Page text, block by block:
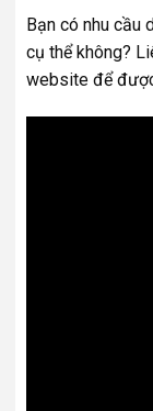
Bạn có nhu cầu
cụ thể không?
website để